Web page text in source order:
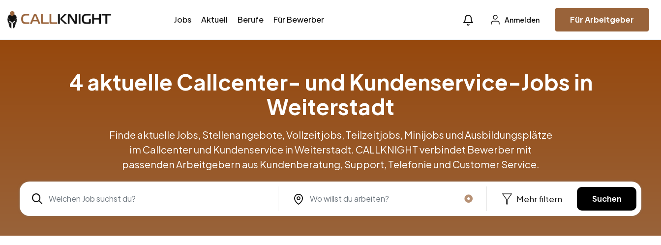
Jobs Aktuell Berufe Für Bewerber Anmelden Für Arbeitgeber
4 aktuelle Callcenter- und Kundenservice-Jobs in
Weiterstadt
Finde aktuelle Jobs, Stellenangebote, Vollzeitjobs, Teilzeitjobs, Minijobs und Ausbildungsplätze
im Callcenter und Kundenservice in Weiterstadt. CALLKNIGHT verbindet Bewerber mit
passenden Arbeitgebern aus Kundenberatung, Support, Telefonie und Customer Service.
Mehr filtern Suchen